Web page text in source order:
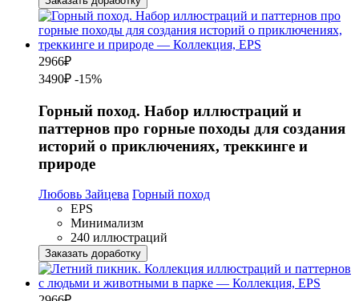
2966₽
3490₽ -15%
Горный поход. Набор иллюстраций и
паттернов про горные походы для создания
историй о приключениях, треккинге и
природе
Любовь Зайцева Горный поход
EPS
Минимализм
240 иллюстраций
Заказать доработку